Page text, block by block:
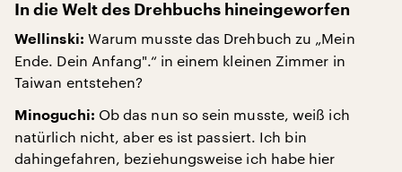
In die Welt des Drehbuchs hineingeworfen
Wellinski: Warum musste das Drehbuch zu „Mein
Ende. Dein Anfang".“ in einem kleinen Zimmer in
Taiwan entstehen?
Minoguchi: Ob das nun so sein musste, weiß ich
natürlich nicht, aber es ist passiert. Ich bin
dahingefahren, beziehungsweise ich habe hier